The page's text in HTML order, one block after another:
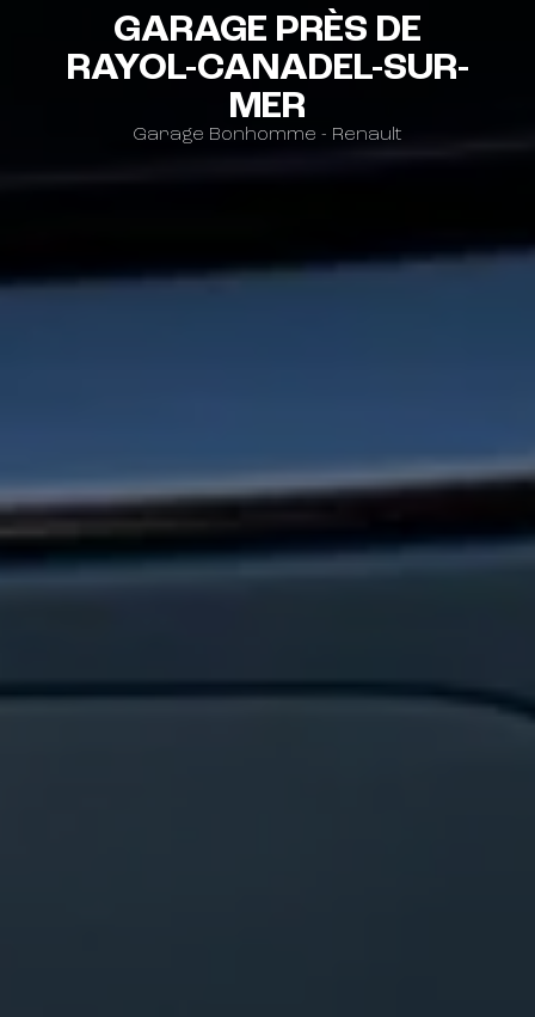
GARAGE PRÈS DE
RAYOL-CANADEL-SUR-
MER
Garage Bonhomme - Renault